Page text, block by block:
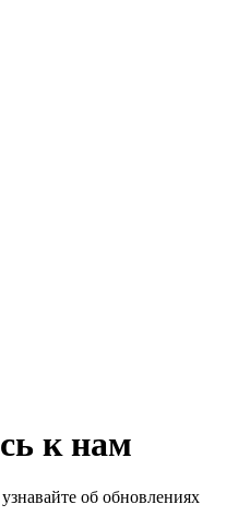
к нам
об обновлениях